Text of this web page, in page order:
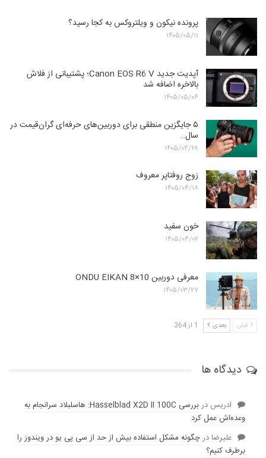
پرونده نیکون و ویلتروکس به کجا رسید؟
۱۴۰۵/۰۵/۱۱
آپدیت جدید Canon EOS R6 V؛ پشتیبانی از فلاش
بالاخره اضافه شد
۱۴۰۵/۰۵/۰۴
۵ جایگزین منطقی برای دوربین‌های حرفه‌ای گران‌قیمت در
سال…
۱۴۰۵/۰۴/۲۸
زوج روفتاپر معروف
۱۴۰۵/۰۴/۱۸
خون سفید
۱۴۰۵/۰۴/۰۷
معرفی دوربین ONDU EIKAN 8×10
۱۴۰۵/۰۳/۲۷
قبلی بعدی 1 از 364
دیدگاه ها
ادریس در
بررسی Hasselblad X2D II 100C: هاسلبلاد سرانجام به
وعده‌‌اش عمل کرد
عليرضادرچگونه مشکل استفاده بیش از حد از سی پی یو در ویندوز را
برطرف کنیم؟